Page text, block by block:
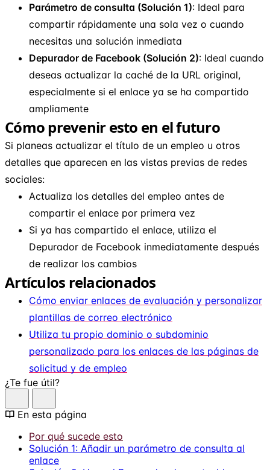
Parámetro de consulta (Solución 1): Ideal para
compartir rápidamente una sola vez o cuando
necesitas una solución inmediata
Depurador de Facebook (Solución 2): Ideal cuando
deseas actualizar la caché de la URL original,
especialmente si el enlace ya se ha compartido
ampliamente
Cómo prevenir esto en el futuro
Si planeas actualizar el título de un empleo u otros
detalles que aparecen en las vistas previas de redes
sociales:
Actualiza los detalles del empleo antes de
compartir el enlace por primera vez
Si ya has compartido el enlace, utiliza el
Depurador de Facebook inmediatamente después
de realizar los cambios
Artículos relacionados
Cómo enviar enlaces de evaluación y personalizar
plantillas de correo electrónico
Utiliza tu propio dominio o subdominio
personalizado para los enlaces de las páginas de
solicitud y de empleo
¿Te fue útil?
En esta página
Por qué sucede esto
Solución 1: Añadir un parámetro de consulta al
enlace